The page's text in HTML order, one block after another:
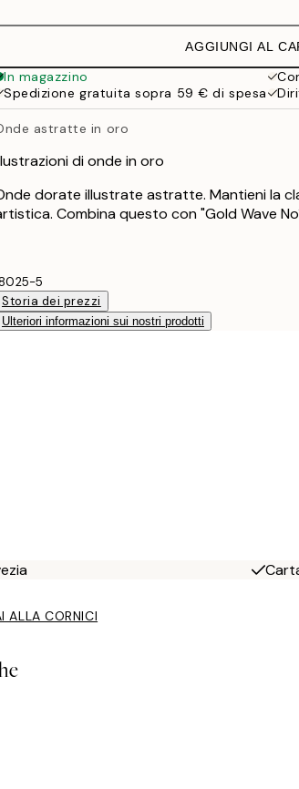
AGGIUNGI AL
In magazzino
Spedizione gratuita sopra 59 € di spesa
astratte in oro
di onde in oro
dorate illustrate astratte. Mantieni la
Combina questo con "Gold Wave
5
Storia dei prezzi
Ulteriori informazioni sui nostri prodotti
ALLA CORNICI